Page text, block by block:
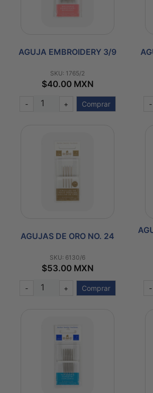
AGUJA EMBROIDERY 3/9
SKU: 1765/2
$40.00 MXN
- + Comprar -
AGUJAS DE ORO NO. 24
SKU: 6130/6
$53.00 MXN
- + Comprar -